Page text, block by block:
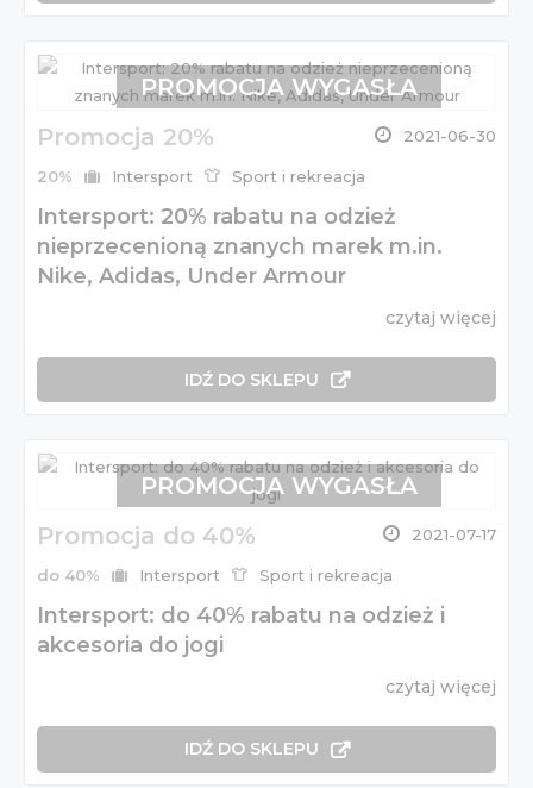
Promocja 20% 2021-06-30
20% Intersport Sport i rekreacja
Intersport: 20% rabatu na odzież
nieprzecenioną znanych marek m.in.
Nike, Adidas, Under Armour
czytaj więcej
IDŹ DO SKLEPU
PROMOCJA WYGASŁA
Promocja do 40% 2021-07-17
do 40% Intersport Sport i rekreacja
Intersport: do 40% rabatu na odzież i
akcesoria do jogi
czytaj więcej
IDŹ DO SKLEPU
PROMOCJA WYGASŁA